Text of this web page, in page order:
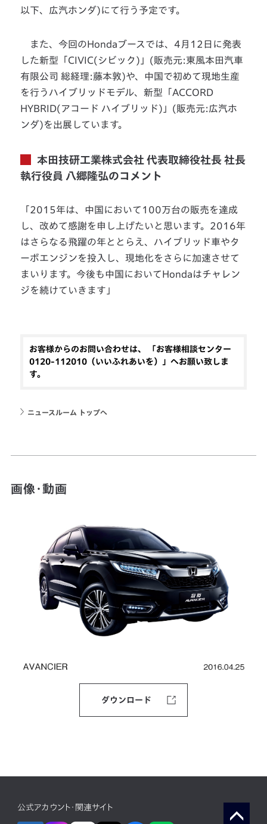
以下、広汽ホンダ)にて行う予定です。
また、今回のHondaブースでは、4月12日に発表
した新型「CIVIC(シビック)」(販売元:東風本田汽車
有限公司 総経理:藤本敦)や、中国で初めて現地生産
を行うハイブリッドモデル、新型「ACCORD
HYBRID(アコード ハイブリッド)」(販売元:広汽ホ
ンダ)を出展しています。
本田技研工業株式会社 代表取締役社長 社長
執行役員 八郷隆弘のコメント
「2015年は、中国において100万台の販売を達成
し、改めて感謝を申し上げたいと思います。2016年
はさらなる飛躍の年ととらえ、ハイブリッド車やタ
ーボエンジンを投入し、現地化をさらに加速させて
まいります。今後も中国においてHondaはチャレン
ジを続けていきます」
お客様からのお問い合わせは、 「お客様相談センター
0120-112010（いいふれあいを）」へお願い致しま
す。
ニュースルーム トップへ
画像・動画
ダウンロード
公式アカウント・関連サイト